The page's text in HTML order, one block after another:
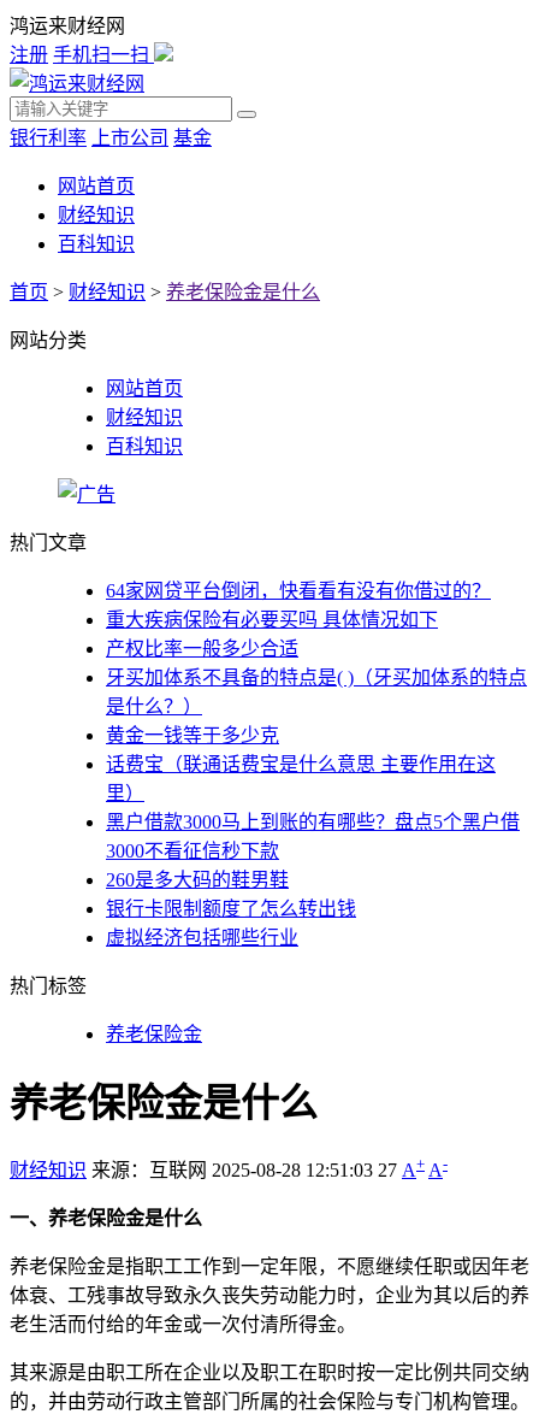
鸿运来财经网
注册 手机扫一扫
银行利率 上市公司 基金
网站首页
财经知识
百科知识
首页 > 财经知识 > 养老保险金是什么
网站分类
网站首页
财经知识
百科知识
热门文章
64家网贷平台倒闭，快看看有没有你借过的？
重大疾病保险有必要买吗 具体情况如下
产权比率一般多少合适
牙买加体系不具备的特点是( )（牙买加体系的特点
是什么？）
黄金一钱等于多少克
话费宝（联通话费宝是什么意思 主要作用在这
里）
黑户借款3000马上到账的有哪些？盘点5个黑户借
3000不看征信秒下款
260是多大码的鞋男鞋
银行卡限制额度了怎么转出钱
虚拟经济包括哪些行业
热门标签
养老保险金
养老保险金是什么
财经知识 来源：互联网 2025-08-28 12:51:03 27 A+ A-
一、养老保险金是什么
养老保险金是指职工工作到一定年限，不愿继续任职或因年老
体衰、工残事故导致永久丧失劳动能力时，企业为其以后的养
老生活而付给的年金或一次付清所得金。
其来源是由职工所在企业以及职工在职时按一定比例共同交纳
的，并由劳动行政主管部门所属的社会保险与专门机构管理。